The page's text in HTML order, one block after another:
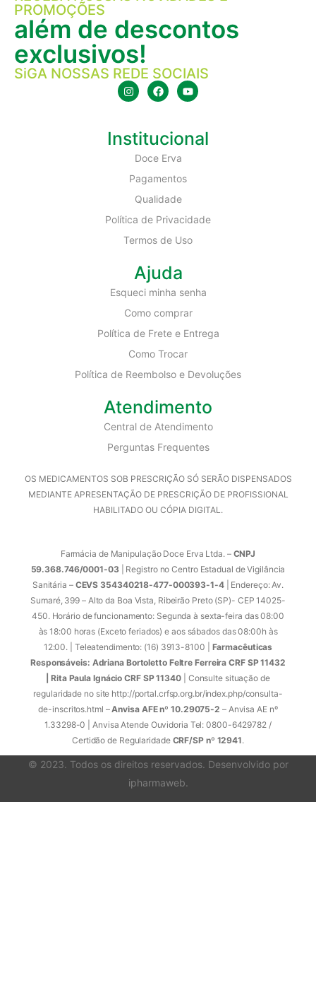
PROMOÇÕES
além de descontos
exclusivos!
SiGA NOSSAS REDE SOCIAIS
Institucional
Doce Erva
Pagamentos
Qualidade
Política de Privacidade
Termos de Uso
Ajuda
Esqueci minha senha
Como comprar
Política de Frete e Entrega
Como Trocar
Política de Reembolso e Devoluções
Atendimento
Central de Atendimento
Perguntas Frequentes
OS MEDICAMENTOS SOB PRESCRIÇÃO SÓ SERÃO DISPENSADOS
MEDIANTE APRESENTAÇÃO DE PRESCRIÇÃO DE PROFISSIONAL
HABILITADO OU CÓPIA DIGITAL.
Farmácia de Manipulação Doce Erva Ltda. – CNPJ
59.368.746/0001-03| Registro no Centro Estadual de Vigilância
Sanitária –CEVS 354340218-477-000393-1-4| Endereço: Av.
Sumaré, 399 – Alto da Boa Vista, Ribeirão Preto (SP)- CEP 14025-
450. Horário de funcionamento: Segunda à sexta-feira das 08:00
às 18:00 horas (Exceto feriados) e aos sábados das 08:00h às
12:00. | Teleatendimento: (16) 3913-8100 | Farmacêuticas
Responsáveis: Adriana Bortoletto Feltre Ferreira CRF SP 11432
| Rita Paula Ignácio CRF SP 11340 | Consulte situação de
regularidade no site http://portal.crfsp.org.br/index.php/consulta-
de-inscritos.html –Anvisa AFE nº 10.29075-2 – Anvisa AE nº
1.33298-0 | Anvisa Atende Ouvidoria Tel: 0800-6429782 /
Certidão de Regularidade CRF/SP nº 12941.
© 2023. Todos os direitos reservados. Desenvolvido por
ipharmaweb.